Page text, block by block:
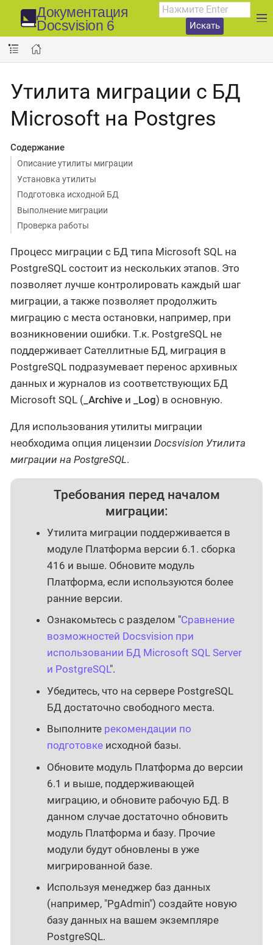
Документация
Docsvision 6
Искать
Утилита миграции с БД
Microsoft на Postgres
Содержание
Описание утилиты миграции
Установка утилиты
Подготовка исходной БД
Выполнение миграции
Проверка работы
Процесс миграции с БД типа Microsoft SQL на
PostgreSQL состоит из нескольких этапов. Это
позволяет лучше контролировать каждый шаг
миграции, а также позволяет продолжить
миграцию с места остановки, например, при
возникновении ошибки. Т.к. PostgreSQL не
поддерживает Сателлитные БД, миграция в
PostgreSQL подразумевает перенос архивных
данных и журналов из соответствующих БД
Microsoft SQL ( _Archive и _Log) в основную.
Для использования утилиты миграции
необходима опция лицензии Docsvision Утилита
миграции на PostgreSQL.
Требования перед началом
миграции:
Утилита миграции поддерживается в
модуле Платформа версии 6.1. сборка
416 и выше. Обновите модуль
Платформа, если используются более
ранние версии.
Ознакомьтесь с разделом "Сравнение
возможностей Docsvision при
использовании БД Microsoft SQL Server
и PostgreSQL".
Убедитесь, что на сервере PostgreSQL
БД достаточно свободного места.
Выполните рекомендации по
подготовкеисходной базы.
Обновите модуль Платформа до версии
6.1 и выше, поддерживающей
миграцию, и обновите рабочую БД. В
данном случае достаточно обновить
модуль Платформа и базу. Прочие
модули будут обновлены в уже
мигрированной базе.
Используя менеджер баз данных
(например, "PgAdmin") создайте новую
базу данных на вашем экземпляре
PostgreSQL.